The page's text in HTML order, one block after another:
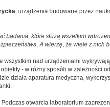
, urządzenia budowane przez
które służą wszelkim
A wierzę, że wiele z nich
wszystkim nad urządzeniami
- w różny sposób w zależności
działa aparatura medyczna,
otwarcia laboratorium